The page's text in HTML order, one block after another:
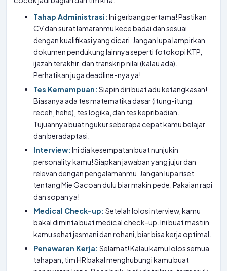
Tahap Administrasi: Ini gerbang pertama! Pastikan
CV dan surat lamaranmu kece badai dan sesuai
dengan kualifikasi yang dicari. Jangan lupa lampirkan
dokumen pendukung lainnya seperti fotokopi KTP,
ijazah terakhir, dan transkrip nilai (kalau ada).
Perhatikan juga deadline-nya ya!
Tes Kemampuan: Siapin diri buat adu ketangkasan!
Biasanya ada tes matematika dasar (itung-itung
receh, hehe), tes logika, dan tes kepribadian.
Tujuannya buat ngukur seberapa cepat kamu belajar
dan beradaptasi.
Interview: Ini dia kesempatan buat nunjukin
personality kamu! Siapkan jawaban yang jujur dan
relevan dengan pengalamanmu. Jangan lupa riset
tentang Mie Gacoan dulu biar makin pede. Pakaian rapi
dan sopan ya!
Medical Check-up: Setelah lolos interview, kamu
bakal diminta buat medical check-up. Ini buat mastiin
kamu sehat jasmani dan rohani, biar bisa kerja optimal.
Penawaran Kerja: Selamat! Kalau kamu lolos semua
tahapan, tim HR bakal menghubungi kamu buat